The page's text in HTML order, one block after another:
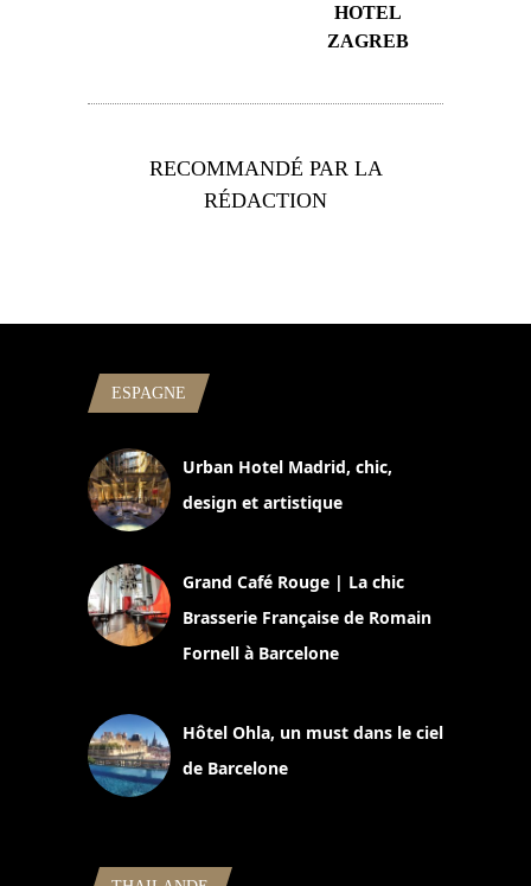
HOTEL
ZAGREB
RECOMMANDÉ PAR LA
RÉDACTION
ESPAGNE
Urban Hotel Madrid, chic,
design et artistique
Grand Café Rouge | La chic
Brasserie Française de Romain
Fornell à Barcelone
Hôtel Ohla, un must dans le ciel
de Barcelone